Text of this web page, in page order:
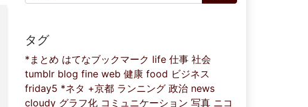
タグ
*まとめ はてなブックマーク life 仕事 社会
tumblr blog fine web 健康 food ビジネス
friday5 *ネタ +京都 ランニング 政治 news
cloudy グラフ化 コミュニケーション 写真 ニコ